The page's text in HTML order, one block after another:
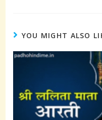
YOU MIGHT ALSO